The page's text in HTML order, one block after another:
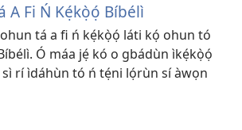
A Fi Ń Kẹ́kọ̀ọ́ Bíbélì
tá a fi ń kẹ́kọ̀ọ́ láti kọ́ ohun tó
Ó máa jẹ́ kó o gbádùn ìkẹ́kọ̀ọ́
sì rí ìdáhùn tó ń tẹ́ni lọ́rùn sí àwọn